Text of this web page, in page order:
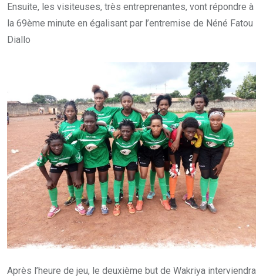
Ensuite, les visiteuses, très entreprenantes, vont répondre à
la 69ème minute en égalisant par l’entremise de Néné Fatou
Diallo
Après l’heure de jeu, le deuxième but de Wakriya interviendra